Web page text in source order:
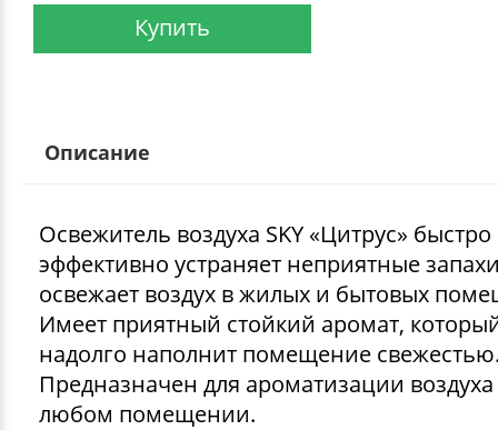
Купить
Описание
Освежитель воздуха SKY «Цитрус»
эффективно устраняет неприятные
освежает воздух в жилых и бытовых
Имеет приятный стойкий аромат,
надолго наполнит помещение
Предназначен для ароматизации воздуха
любом помещении.